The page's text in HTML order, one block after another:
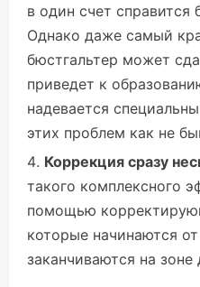
в один счет
Однако даже самый
бюстгальтер может
приведет к
надевается
этих проблем как не
Коррекция сразу
такого комплексного
помощью
которые начинаются
заканчиваются на зоне